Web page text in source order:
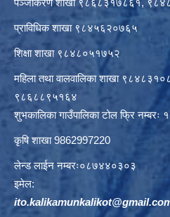
पञ्जीकरण शाखा ९८६८३१७८६१,
प्राविधिक शाखा ९८४५६२०७६५
शिक्षा शाखा ९८४८०५१७५२
महिला तथा वालवालिका शाखा
९८६८८९५१६४
शुभकालिका गाउँपालिका टोल फ्रि
कृषि शाखा 9862997220
लेन्ड लाईन नम्बरः०८७४४०३०३
इमेल: